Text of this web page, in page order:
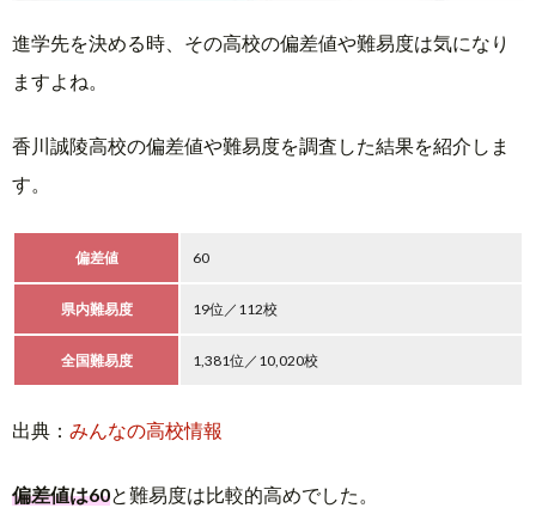
進学先を決める時、その高校の偏差値や難易度は気になり
ますよね。
香川誠陵高校の偏差値や難易度を調査した結果を紹介しま
す。
偏差値 60
県内難易度 19位／112校
全国難易度 1,381位／10,020校
出典： みんなの高校情報
偏差値は60と難易度は比較的高めでした。